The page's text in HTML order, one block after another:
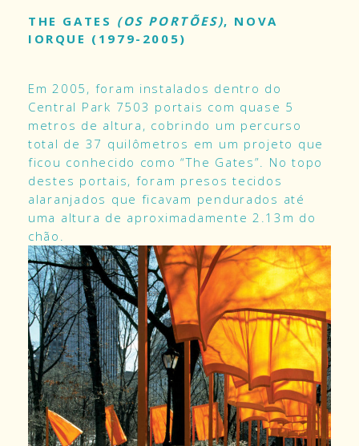
THE GATES (OS PORTÕES), NOVA
IORQUE (1979-2005)
Em 2005, foram instalados dentro do
Central Park 7503 portais com quase 5
metros de altura, cobrindo um percurso
total de 37 quilômetros em um projeto que
ficou conhecido como “The Gates”. No topo
destes portais, foram presos tecidos
alaranjados que ficavam pendurados até
uma altura de aproximadamente 2.13m do
chão.